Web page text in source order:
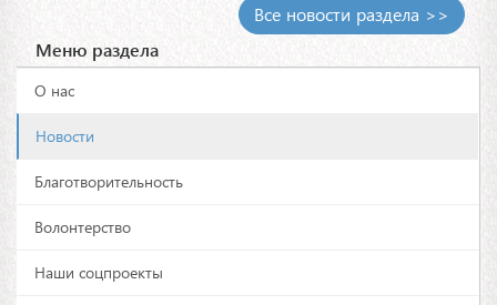
Все новости раздела >>
Меню раздела
О нас
Новости
Благотворительность
Волонтерство
Наши соцпроекты